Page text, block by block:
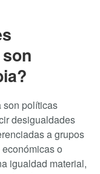
son políticas
desigualdades
a grupos
o
igualdad material,